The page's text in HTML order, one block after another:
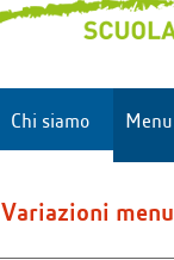
Chi siamo Menu
Variazioni menu